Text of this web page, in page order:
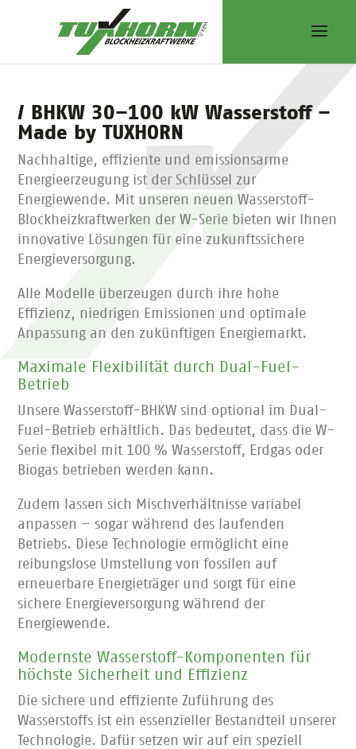
/ BHKW 30–100 kW Wasserstoff –
Made by TUXHORN​
Nachhaltige, effiziente und emissionsarme
Energieerzeugung ist der Schlüssel zur
Energiewende. Mit unseren neuen Wasserstoff-
Blockheizkraftwerken der W-Serie bieten wir Ihnen
innovative Lösungen für eine zukunftssichere
Energieversorgung.
Alle Modelle überzeugen durch ihre hohe
Effizienz, niedrigen Emissionen und optimale
Anpassung an den zukünftigen Energiemarkt.
Maximale Flexibilität durch Dual-Fuel-
Betrieb
Unsere Wasserstoff-BHKW sind optional im Dual-
Fuel-Betrieb erhältlich. Das bedeutet, dass die W-
Serie flexibel mit 100 % Wasserstoff, Erdgas oder
Biogas betrieben werden kann.
Zudem lassen sich Mischverhältnisse variabel
anpassen – sogar während des laufenden
Betriebs. Diese Technologie ermöglicht eine
reibungslose Umstellung von fossilen auf
erneuerbare Energieträger und sorgt für eine
sichere Energieversorgung während der
Energiewende.
Modernste Wasserstoff-Komponenten für
höchste Sicherheit und Effizienz
Die sichere und effiziente Zuführung des
Wasserstoffs ist ein essenzieller Bestandteil unserer
Technologie. Dafür setzen wir auf ein speziell